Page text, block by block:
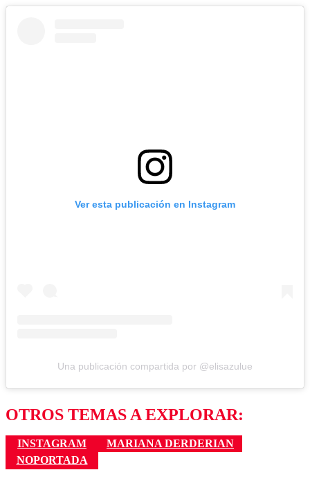
Ver esta publicación en Instagram
Una publicación compartida por @elisazulue
OTROS TEMAS A EXPLORAR:
INSTAGRAM
MARIANA DERDERIAN
NOPORTADA